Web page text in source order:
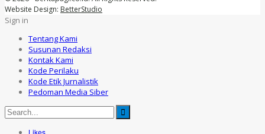
Website Design: BetterStudio
Sign in
Tentang Kami
Susunan Redaksi
Kontak Kami
Kode Perilaku
Kode Etik Jurnalistik
Pedoman Media Siber
Likes